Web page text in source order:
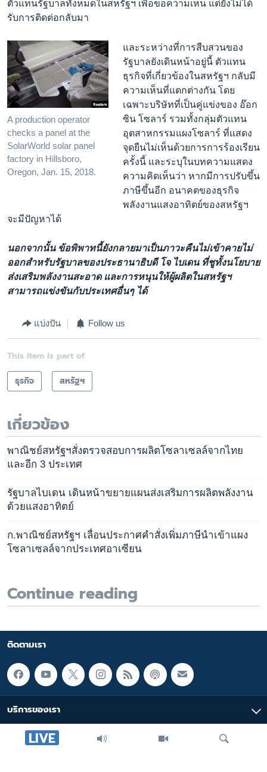
LIVE
ตัวแทนรัฐบาลทั้งหมดในสหรัฐฯ เพื่อขอความเห็น แต่ยังไม่ได้
รับการติดต่อกลับมา
A production operator
checks a panel at the
SolarWorld solar panel
factory in Hillsboro,
Oregon, Jan. 15, 2018.
และระหว่างที่การสืบสวนของ
รัฐบาลยังเดินหน้าอยู่นี้ ตัวแทน
ธุรกิจที่เกี่ยวข้องในสหรัฐฯ กลับมี
ความเห็นที่แตกต่างกัน โดย
เฉพาะบริษัทที่เป็นคู่แข่งของ อ๊อก
ซิน โซลาร์ รวมทั้งกลุ่มตัวแทน
อุตสาหกรรมแผงโซลาร์ ที่แสดง
จุดยืนไม่เห็นด้วยการการร้องเรียน
ครั้งนี้ และระบุในบทความแสดง
ความคิดเห็นว่า หากมีการปรับขึ้น
ภาษีขึ้นอีก อนาคตของธุรกิจ
พลังงานแสงอาทิตย์ของสหรัฐฯ
จะมีปัญหาได้
นอกจากนั้น ข้อพิพาทนี้ยังกลายมาเป็นภาวะคืนไม่เข้าคายไม่
ออกสำหรับรัฐบาลของประธานาธิบดี โจ ไบเดน ที่ชูทั้งนโยบาย
ส่งเสริมพลังงานสะอาด และการหนุนให้ผู้ผลิตในสหรัฐฯ
สามารถแข่งขันกับประเทศอื่นๆ ได้
แบ่งปัน Follow us
This item is part of
ธุรกิจ
สหรัฐฯ
เกี่ยวข้อง
พาณิชย์สหรัฐฯสั่งตรวจสอบการผลิตโซลาเซลล์จากไทย
และอีก 3 ประเทศ
รัฐบาลไบเดน เดินหน้าขยายแผนส่งเสริมการผลิตพลังงาน
ด้วยแสงอาทิตย์
ก.พาณิชย์สหรัฐฯ เลื่อนประกาศคำสั่งเพิ่มภาษีนำเข้าแผง
โซลาเซลล์จากประเทศอาเซียน
Continue reading
ติดตามเรา
บริการของเรา
มัลติมีเดีย